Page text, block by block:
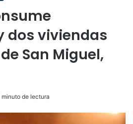
dos viviendas
San Miguel,
minuto de lectura